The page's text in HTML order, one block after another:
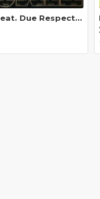
PSP Feat. Due Respect - What Is Life (12")